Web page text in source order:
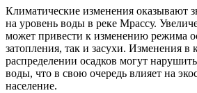
Климатические изменения оказывают
на уровень воды в реке Мрассу.
может привести к изменению режима
затопления, так и засухи. Изменения в
распределении осадков могут
воды, что в свою очередь влияет на
население.